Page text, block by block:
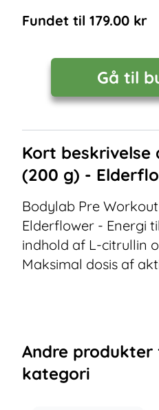
Fundet til 179.00 kr
Gå til
Kort beskrivelse
(200 g) -
Bodylab Pre
Elderflower - Energi
indhold af L-citrullin
Maksimal dosis af
Andre produkter
kategori